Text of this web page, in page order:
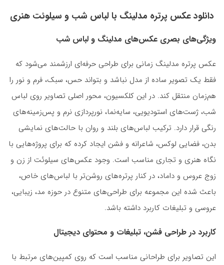
دانلود عکس پرتره مدلینگ با لباس شب و سیلوئت هنری
ویژگی‌های بصری عکس‌های مدلینگ و لباس شب
عکس پرتره مدلینگ زمانی برای طراحی حرفه‌ای ارزشمند می‌شود که
فقط یک تصویر ساده از مدل نباشد و بتواند حس، سبک، فرم و نور را
هم‌زمان منتقل کند. در این کلکسیون، محور اصلی تصاویر روی لباس
شب، ژست‌های استودیویی، سایه‌نما، نورپردازی نرم و پس‌زمینه‌های
رنگی قرار دارد. ترکیب لباس‌های بلند و روان با حالت‌های نمایشی
بدن، فضایی لوکس، شاعرانه و فشن ایجاد کرده که برای پروژه‌هایی با
نگاه هنری و تجاری مناسب است. وجود عکس‌های سیلوئت از زن و
زوج عروس و داماد، در کنار پرتره‌های روشن‌تر با لباس‌های خاص،
باعث شده این مجموعه برای طراحی‌های متنوع در حوزه مد، زیبایی،
عروسی و تبلیغات کاربرد داشته باشد.
کاربرد در طراحی فشن، تبلیغات و محتوای دیجیتال
این تصاویر برای طراحانی مناسب است که روی کمپین‌های مرتبط با